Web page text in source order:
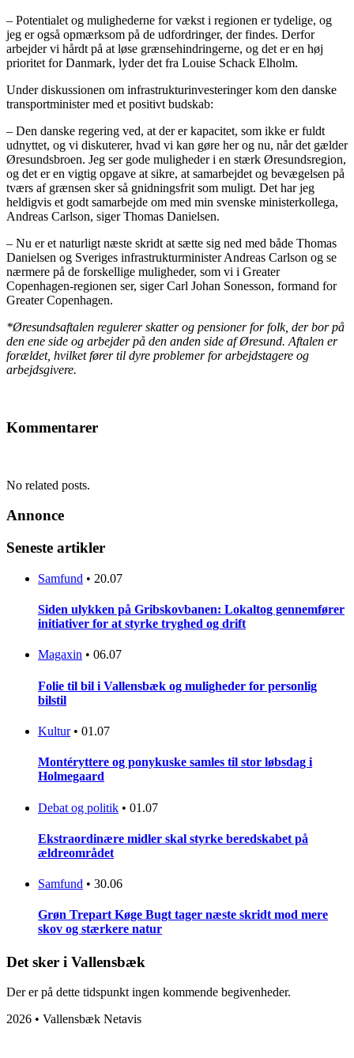
– Potentialet og mulighederne for vækst i regionen er tydelige, og
jeg er også opmærksom på de udfordringer, der findes. Derfor
arbejder vi hårdt på at løse grænsehindringerne, og det er en høj
prioritet for Danmark, lyder det fra Louise Schack Elholm.
Under diskussionen om infrastrukturinvesteringer kom den danske
transportminister med et positivt budskab:
– Den danske regering ved, at der er kapacitet, som ikke er fuldt
udnyttet, og vi diskuterer, hvad vi kan gøre her og nu, når det gælder
Øresundsbroen. Jeg ser gode muligheder i en stærk Øresundsregion,
og det er en vigtig opgave at sikre, at samarbejdet og bevægelsen på
tværs af grænsen sker så gnidningsfrit som muligt. Det har jeg
heldigvis et godt samarbejde om med min svenske ministerkollega,
Andreas Carlson, siger Thomas Danielsen.
– Nu er et naturligt næste skridt at sætte sig ned med både Thomas
Danielsen og Sveriges infrastrukturminister Andreas Carlson og se
nærmere på de forskellige muligheder, som vi i Greater
Copenhagen-regionen ser, siger Carl Johan Sonesson, formand for
Greater Copenhagen.
*Øresundsaftalen regulerer skatter og pensioner for folk, der bor på
den ene side og arbejder på den anden side af Øresund. Aftalen er
forældet, hvilket fører til dyre problemer for arbejdstagere og
arbejdsgivere.
Kommentarer
No related posts.
Annonce
Seneste artikler
Samfund • 20.07
Siden ulykken på Gribskovbanen: Lokaltog gennemfører
initiativer for at styrke tryghed og drift
Magaxin • 06.07
Folie til bil i Vallensbæk og muligheder for personlig
bilstil
Kultur • 01.07
Montéryttere og ponykuske samles til stor løbsdag i
Holmegaard
Debat og politik • 01.07
Ekstraordinære midler skal styrke beredskabet på
ældreområdet
Samfund • 30.06
Grøn Trepart Køge Bugt tager næste skridt mod mere
skov og stærkere natur
Det sker i Vallensbæk
Der er på dette tidspunkt ingen kommende begivenheder.
2026 • Vallensbæk Netavis